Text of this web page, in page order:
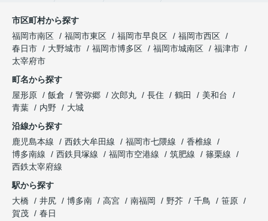
市区町村から探す
福岡市南区
福岡市東区 福岡市早良区
福岡市西区
春日市
大野城市 福岡市博多区 福岡市城南区
福津市
太宰府市
町名から探す
屋形原
飯倉 警弥郷 次郎丸 長住 鶴田
美和台
青葉
内野
大城
沿線から探す
鹿児島本線
西鉄大牟田線 福岡市七隈線
香椎線
博多南線
西鉄貝塚線 福岡市空港線 筑肥線
篠栗線
西鉄太宰府線
駅から探す
大橋
井尻 博多南 高宮 南福岡 野芥 千鳥
笹原
賀茂
春日